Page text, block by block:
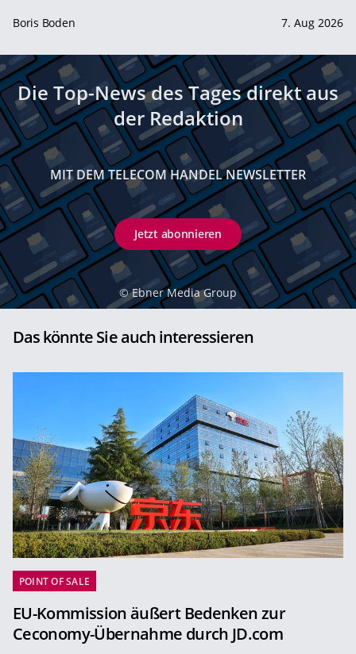
Boris Boden 7. Aug 2026
Die Top-News des Tages direkt aus
der Redaktion
MIT DEM TELECOM HANDEL NEWSLETTER
Jetzt abonnieren
© Ebner Media Group
Das könnte Sie auch interessieren
POINT OF SALE
EU-Kommission äußert Bedenken zur
Ceconomy-Übernahme durch JD.com